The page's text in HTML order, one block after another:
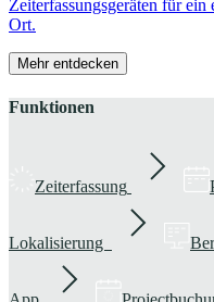
Zeiterfassungsgeräten für
Ort.
Mehr entdecken
Funktionen
Zeiterfassung
Lokalisierung